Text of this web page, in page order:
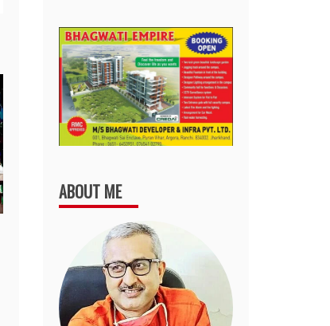
ABOUT ME